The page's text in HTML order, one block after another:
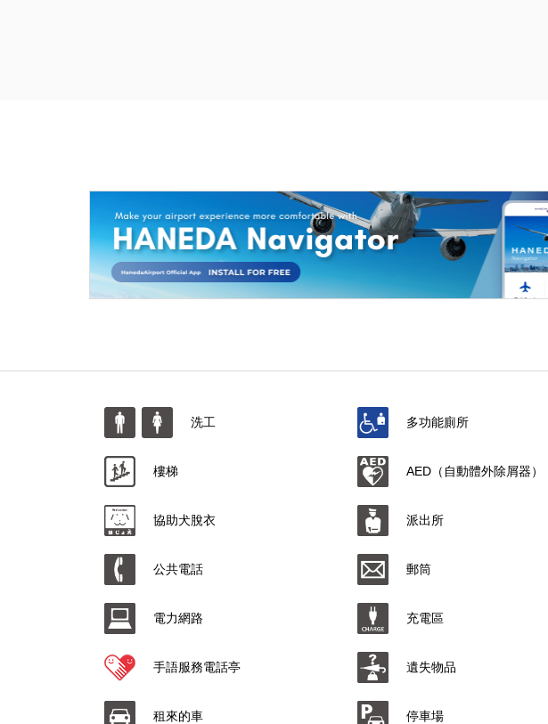
洗工 多功能廁所
樓梯 AED（自動體外除屑器）
協助犬脫衣 派出所
公共電話 郵筒
電力網路 充電區
手語服務電話亭 遺失物品
租來的車 停車場